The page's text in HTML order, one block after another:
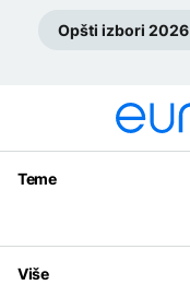
Opšti izbori 2026
Teme
Svijet
Magazin
Više